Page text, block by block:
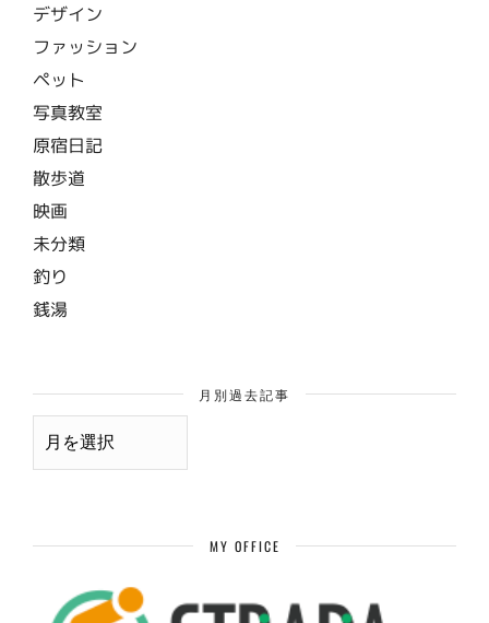
デザイン
ファッション
ペット
写真教室
原宿日記
散歩道
映画
未分類
釣り
銭湯
月別過去記事
月
MY OFFICE